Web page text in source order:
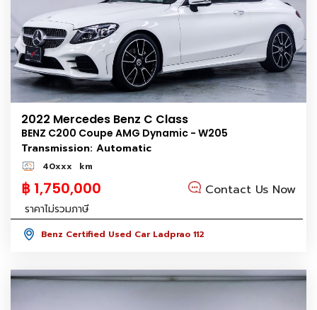
2022 Mercedes Benz C Class
BENZ C200 Coupe AMG Dynamic - W205
Transmission: Automatic
40xxx km
฿ 1,750,000 Contact Us Now
ราคาไม่รวมภาษี
Benz Certified Used Car Ladprao 112